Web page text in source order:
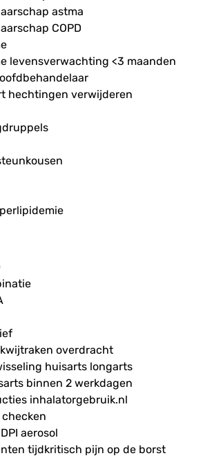
astma
COPD
levensverwachting <3 maanden
hechtingen verwijderen
overdracht
huisarts longarts
binnen 2 werkdagen
inhalatorgebruik.nl
aerosol
tijdkritisch pijn op de borst